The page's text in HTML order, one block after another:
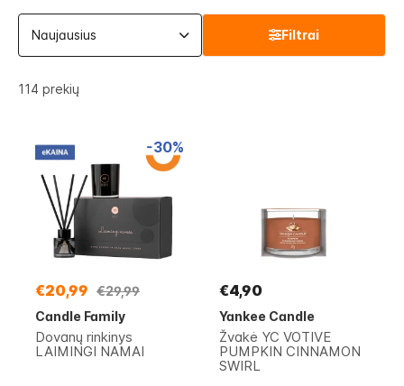
114 prekių
Filtrai
-30%
€20,99 €29,99
Candle Family
Dovanų rinkinys
LAIMINGI NAMAI
€4,90
Yankee Candle
Žvakė YC VOTIVE
PUMPKIN CINNAMON
SWIRL